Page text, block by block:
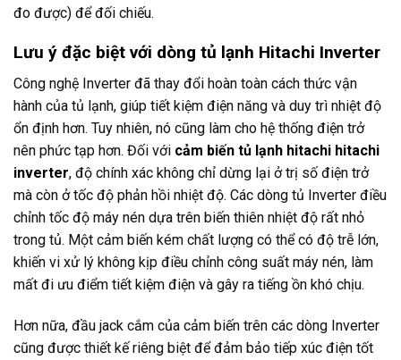
đo được) để đối chiếu.
Lưu ý đặc biệt với dòng tủ lạnh Hitachi Inverter
Công nghệ Inverter đã thay đổi hoàn toàn cách thức vận
hành của tủ lạnh, giúp tiết kiệm điện năng và duy trì nhiệt độ
ổn định hơn. Tuy nhiên, nó cũng làm cho hệ thống điện trở
nên phức tạp hơn. Đối với cảm biến tủ lạnh hitachi hitachi
inverter, độ chính xác không chỉ dừng lại ở trị số điện trở
mà còn ở tốc độ phản hồi nhiệt độ. Các dòng tủ Inverter điều
chỉnh tốc độ máy nén dựa trên biến thiên nhiệt độ rất nhỏ
trong tủ. Một cảm biến kém chất lượng có thể có độ trễ lớn,
khiến vi xử lý không kịp điều chỉnh công suất máy nén, làm
mất đi ưu điểm tiết kiệm điện và gây ra tiếng ồn khó chịu.
Hơn nữa, đầu jack cắm của cảm biến trên các dòng Inverter
cũng được thiết kế riêng biệt để đảm bảo tiếp xúc điện tốt